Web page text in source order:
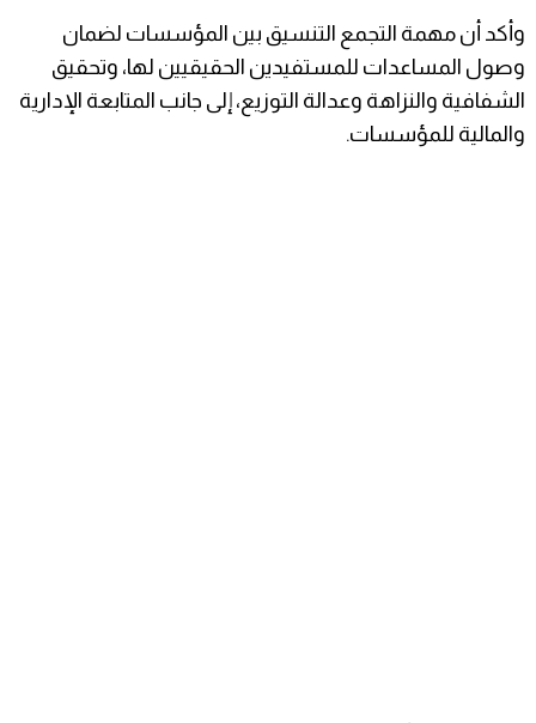
وأكد أن مهمة التجمع التنسيق بين المؤسسات لضمان
وصول المساعدات للمستفيدين الحقيقيين لها، وتحقيق
الشفافية والنزاهة وعدالة التوزيع، إلى جانب المتابعة الإدارية
والمالية للمؤسسات.